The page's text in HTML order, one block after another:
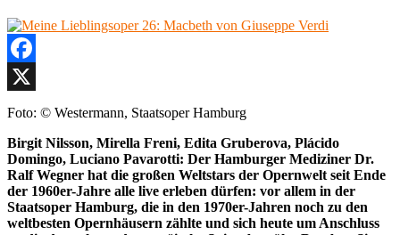
Facebook
X
Foto: © Westermann, Staatsoper Hamburg
Birgit Nilsson, Mirella Freni, Edita Gruberova, Plácido
Domingo, Luciano Pavarotti: Der Hamburger Mediziner Dr.
Ralf Wegner hat die großen Weltstars der Opernwelt seit Ende
der 1960er-Jahre alle live erleben dürfen: vor allem in der
Staatsoper Hamburg, die in den 1970er-Jahren noch zu den
weltbesten Opernhäusern zählte und sich heute um Anschluss